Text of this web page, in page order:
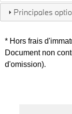
Principales
* Hors frais
Document non
d'omission).